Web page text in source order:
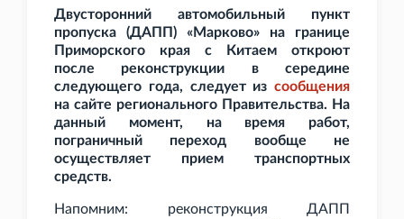
Двусторонний автомобильный пункт
пропуска (ДАПП) «Марково» на границе
Приморского края с Китаем откроют
после реконструкции в середине
следующего года, следует из сообщения
на сайте регионального Правительства. На
данный момент, на время работ,
пограничный переход вообще не
осуществляет прием транспортных
средств.
Напомним: реконструкция ДАПП